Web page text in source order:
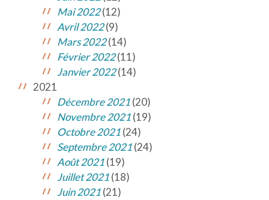
Mai 2022(12)
Avril 2022(9)
Mars 2022(14)
Février 2022(11)
Janvier 2022(14)
2021
Décembre 2021(20)
Novembre 2021(19)
Octobre 2021(24)
Septembre 2021(24)
Août 2021(19)
Juillet 2021(18)
Juin 2021(21)